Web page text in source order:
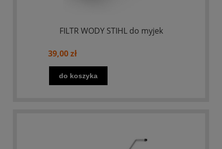
FILTR WODY STIHL do myjek
39,00 zł
do koszyka